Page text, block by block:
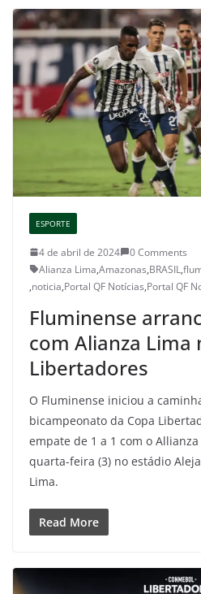
ESPORTE
4 de abril de 2024
0 Comments
Alianza Lima,Amazonas,BRASIL,
,noticia,Portal QF Notícias,Portal QF
Fluminense
com Alianza Lima
Libertadores
O Fluminense iniciou a
bicampeonato da Copa
empate de 1 a 1 com o
quarta-feira (3) no estádio
Lima.
Read More